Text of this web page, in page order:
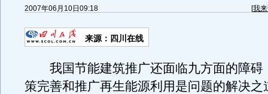
2007年06月10日09:18 [我
来源：四川在线
我国节能建筑推广还面临九方面的障碍
策完善和推广再生能源利用是问题的解决之